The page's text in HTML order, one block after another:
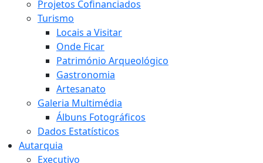
Projetos Cofinanciados
Turismo
Locais a Visitar
Onde Ficar
Património Arqueológico
Gastronomia
Artesanato
Galeria Multimédia
Álbuns Fotográficos
Dados Estatísticos
Autarquia
Executivo